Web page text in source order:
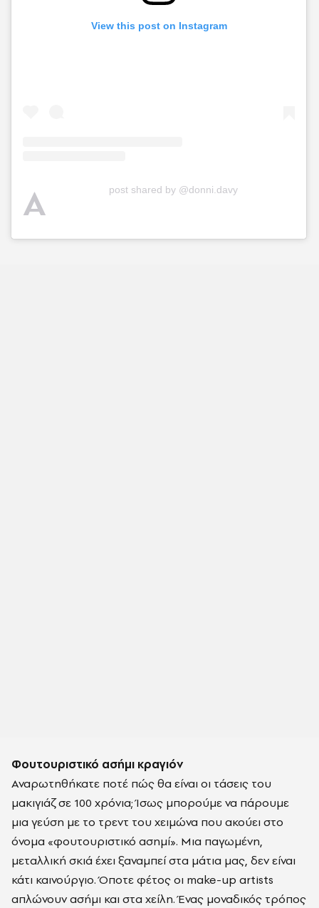
View this post on Instagram
A post shared by @donni.davy
Φουτουριστικό ασήμι κραγιόν
Αναρωτηθήκατε ποτέ πώς θα είναι οι τάσεις του
μακιγιάζ σε 100 χρόνια; Ίσως μπορούμε να πάρουμε
μια γεύση με το τρεντ του χειμώνα που ακούει στο
όνομα «φουτουριστικό ασημί». Μια παγωμένη,
μεταλλική σκιά έχει ξαναμπεί στα μάτια μας, δεν είναι
κάτι καινούργιο. Όποτε φέτος οι make-up artists
απλώνουν ασήμι και στα χείλη. Ένας μοναδικός τρόπος